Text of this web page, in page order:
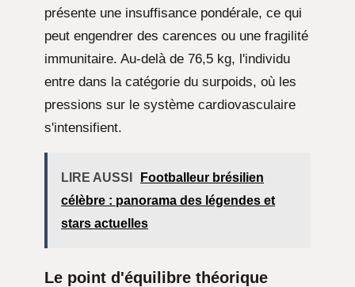
présente une insuffisance pondérale, ce qui
peut engendrer des carences ou une fragilité
immunitaire. Au-delà de 76,5 kg, l'individu
entre dans la catégorie du surpoids, où les
pressions sur le système cardiovasculaire
s'intensifient.
LIRE AUSSI
Footballeur brésilien
célèbre : panorama des légendes et
stars actuelles
Le point d'équilibre théorique